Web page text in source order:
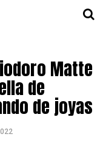
Matte
de
de joyas